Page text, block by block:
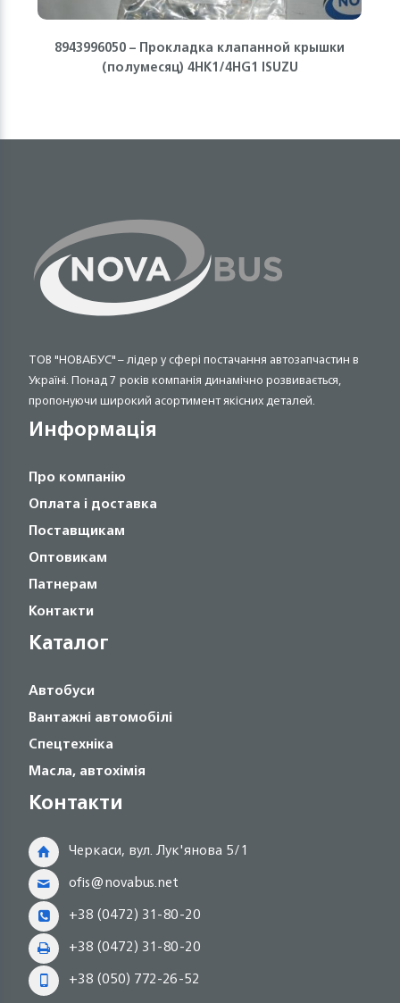
8943996050 – Прокладка клапанной крышки
(полумесяц) 4HK1/4HG1 ISUZU
ТОВ "НОВАБУС" – лідер у сфері постачання автозапчастин в
Україні. Понад 7 років компанія динамічно розвивається,
пропонуючи широкий асортимент якісних деталей.
Информація
Про компанію
Оплата і доставка
Поставщикам
Оптовикам
Патнерам
Контакти
Каталог
Автобуси
Вантажні автомобілі
Спецтехніка
Масла, автохімія
Контакти
Черкаси, вул. Лук'янова 5/1
ofis@novabus.net
+38 (0472) 31-80-20
+38 (0472) 31-80-20
+38 (050) 772-26-52